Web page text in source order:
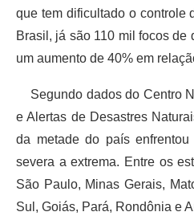
que tem dificultado o controle
Brasil, já são 110 mil focos de
um aumento de 40% em
Segundo dados do Centro
e Alertas de Desastres
da metade do país
severa a extrema. Entre os
São Paulo, Minas Gerais,
Sul, Goiás, Pará, Rondônia e